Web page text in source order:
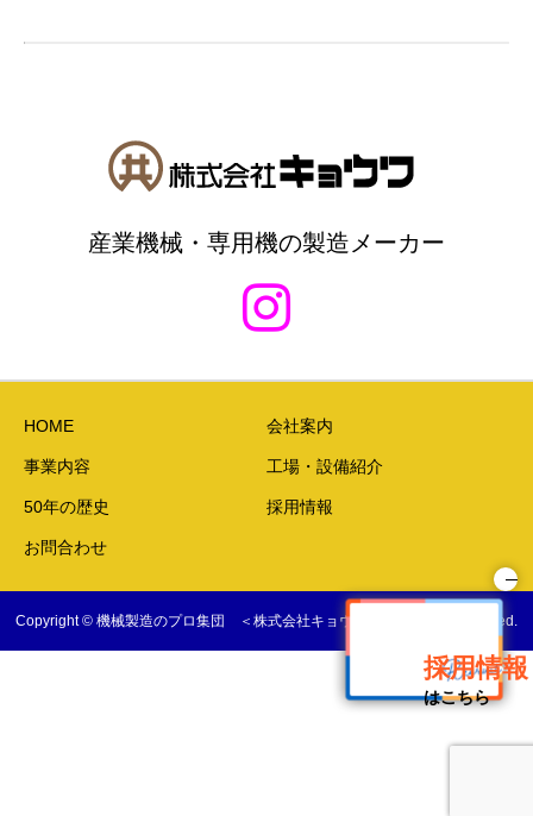
産業機械・専用機の製造メーカー
HOME 会社案内
事業内容 工場・設備紹介
50年の歴史 採用情報
お問合わせ
Copyright © 機械製造のプロ集団 ＜株式会社キョウワ＞ All Rights Reserved.
採用情報
はこちら